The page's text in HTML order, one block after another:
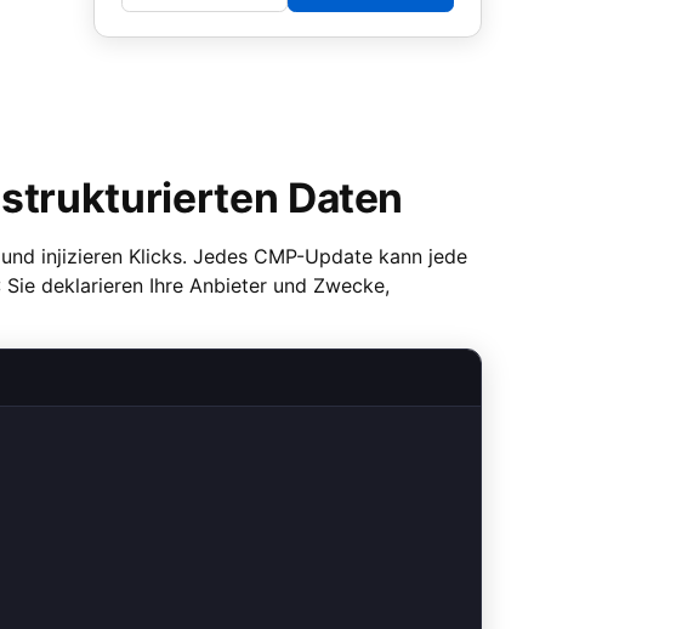
Daten
injizieren Klicks. Jedes CMP-Update kann jede
deklarieren Ihre Anbieter und Zwecke,